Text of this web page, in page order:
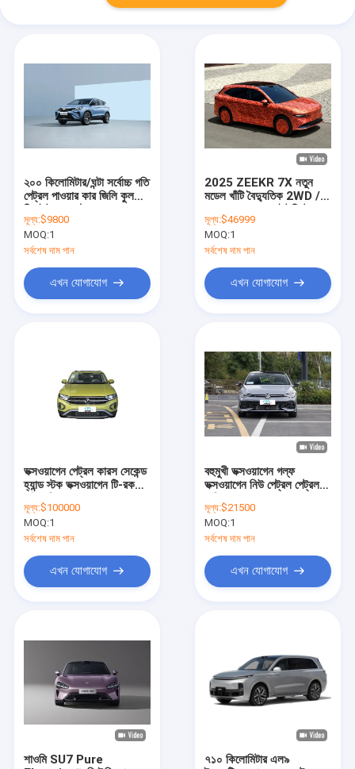
বাড়ি
২০০ কিলোমিটার/ঘন্টা সর্বোচ্চ গতি
পেট্রল পাওয়ার কার জিলি কুলরে
মূল্য:$9800
MOQ:1
সর্বশেষ দাম পান
এখন যোগাযোগ
2025 ZEEKR 7X নতুন
মডেল খাঁটি বৈদ্যুতিক 2WD /
গতি 210km / h নতুন শক্তি
যানবাহন
মূল্য:$46999
MOQ:1
সর্বশেষ দাম পান
এখন যোগাযোগ
ভক্সওয়াগেন পেট্রল কারস সেকেন্ড
হ্যান্ড স্টক ভক্সওয়াগেন টি-রক
মূল্য:$100000
MOQ:1
সর্বশেষ দাম পান
এখন যোগাযোগ
বহুমুখী ভক্সওয়াগেন গল্ফ
ভক্সওয়াগেন নিউ পেট্রল পেট্রল
মূল্য:$21500
MOQ:1
সর্বশেষ দাম পান
এখন যোগাযোগ
শাওমি SU7 Pure
৭১০ কিলোমিটার এল৯